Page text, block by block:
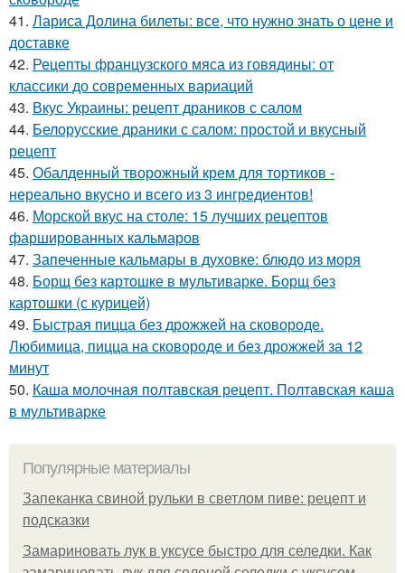
41. Лариса Долина билеты: все, что нужно знать о цене и
доставке
42. Рецепты французского мяса из говядины: от
классики до современных вариаций
43. Вкус Украины: рецепт драников с салом
44. Белорусские драники с салом: простой и вкусный
рецепт
45. Обалденный творожный крем для тортиков -
нереально вкусно и всего из 3 ингредиентов!
46. Морской вкус на столе: 15 лучших рецептов
фаршированных кальмаров
47. Запеченные кальмары в духовке: блюдо из моря
48. Борщ без картошке в мультиварке. Борщ без
картошки (с курицей)
49. Быстрая пицца без дрожжей на сковороде.
Любимица, пицца на сковороде и без дрожжей за 12
минут
50. Каша молочная полтавская рецепт. Полтавская каша
в мультиварке
Популярные материалы
Запеканка свиной рульки в светлом пиве: рецепт и
подсказки
Замариновать лук в уксусе быстро для селедки. Как